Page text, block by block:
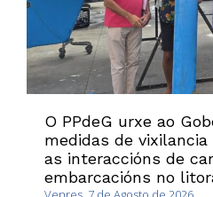
O PPdeG urxe ao
medidas de
as interaccións de
embarcacións no